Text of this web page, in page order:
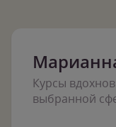
Курсы
выбранной